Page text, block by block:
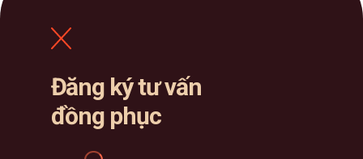
Đăng ký tư vấn
đồng phục